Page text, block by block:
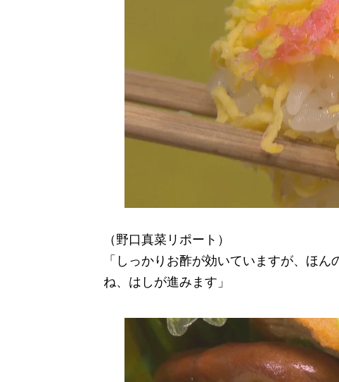
（野口真菜リポート）
「しっかりお酢が効いていますが、ほ
ね、はしが進みます」